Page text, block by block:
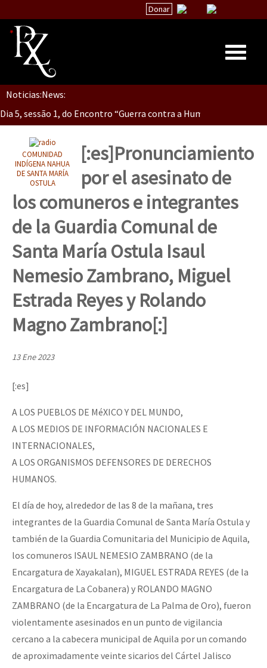
Donar
Inicio
Quiénes Somos
La palabra del EZLN
Encuentros
TEMAS
Chiapas
México
Latinoamérica
Mundo
EZLN
La Sexta
Migración
Presos
Mujeres
Niñxs
ETIQUETAS
MULTIMEDIA
Audio
Video
Otras secciones
Semillero Guerra contra la Humanidad. (Las poblaciones y
la naturaleza bajo asedio)
Libros para descargar
Noticias:News:
Dia 5, Sessão 2, Encontro “Guerra contra la Humanidad”
Dia 5, sessão 1, do Encontro “Guerra contra a Humanidade”(As
Dia 4 – Encontro “Guerra contra a Humanidade” (As populações
Dia 3 do Encontro “Guerra contra a Humanidade”
Dia 2 do Encontro “Guerra contra a Humanidad”
Dia 1: Encontro “Guerra contra a Humanidade”
“Sonhando a Terra do Bem Virá” se publica no Estado Espanhol
Se o México sabe, que o mundo saiba! Nossas lutas pela
[25 abr – CDMX] Tokín por el CNI: 30 años de Resistencia y
COMUNIDAD
INDÍGENA NAHUA
DE SANTA MARÍA
OSTULA
[:es]Pronunciamiento
por el asesinato de
los comuneros e integrantes
de la Guardia Comunal de
Santa María Ostula Isaul
Nemesio Zambrano, Miguel
Estrada Reyes y Rolando
Magno Zambrano[:]
13 Ene 2023
[:es]
A LOS PUEBLOS DE MéXICO Y DEL MUNDO,
A LOS MEDIOS DE INFORMACIÓN NACIONALES E
INTERNACIONALES,
A LOS ORGANISMOS DEFENSORES DE DERECHOS
HUMANOS.
El día de hoy, alrededor de las 8 de la mañana, tres
integrantes de la Guardia Comunal de Santa María Ostula y
también de la Guardia Comunitaria del Municipio de Aquila,
los comuneros ISAUL NEMESIO ZAMBRANO (de la
Encargatura de Xayakalan), MIGUEL ESTRADA REYES (de la
Encargatura de La Cobanera) y ROLANDO MAGNO
ZAMBRANO (de la Encargatura de La Palma de Oro), fueron
violentamente asesinados en un punto de vigilancia
cercano a la cabecera municipal de Aquila por un comando
de aproximadamente veinte sicarios del Cártel Jalisco